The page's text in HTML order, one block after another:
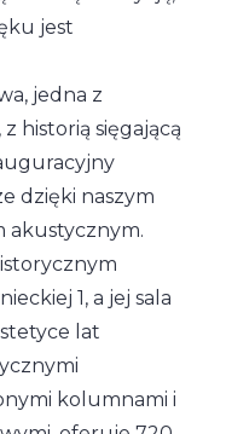
jest
jedna z
historią sięgającą
dzięki naszym
akustycznym.
1, a jej sala
lat
kolumnami i